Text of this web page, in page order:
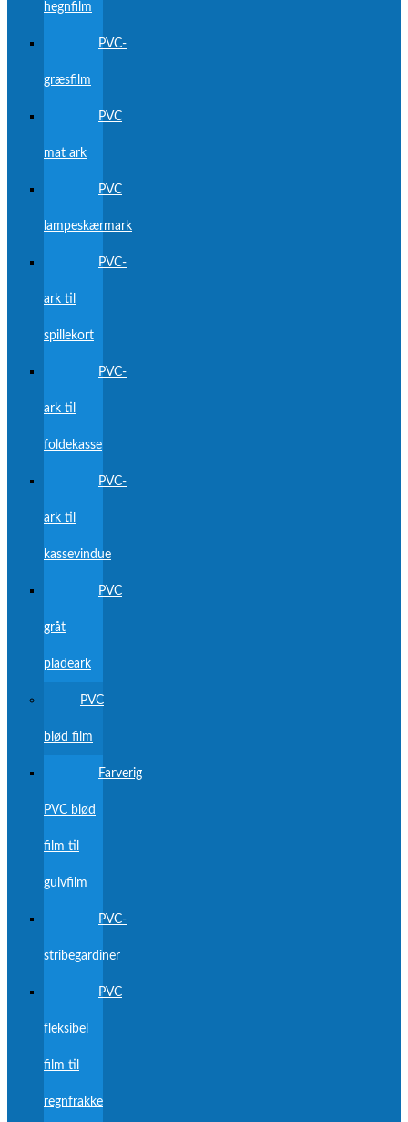
hegnfilm
PVC-
græsfilm
PVC
mat ark
PVC
lampeskærmark
PVC-
ark til
spillekort
PVC-
ark til
foldekasse
PVC-
ark til
kassevindue
PVC
gråt
pladeark
PVC
blød film
Farverig
PVC blød
film til
gulvfilm
PVC-
stribegardiner
PVC
fleksibel
film til
regnfrakke